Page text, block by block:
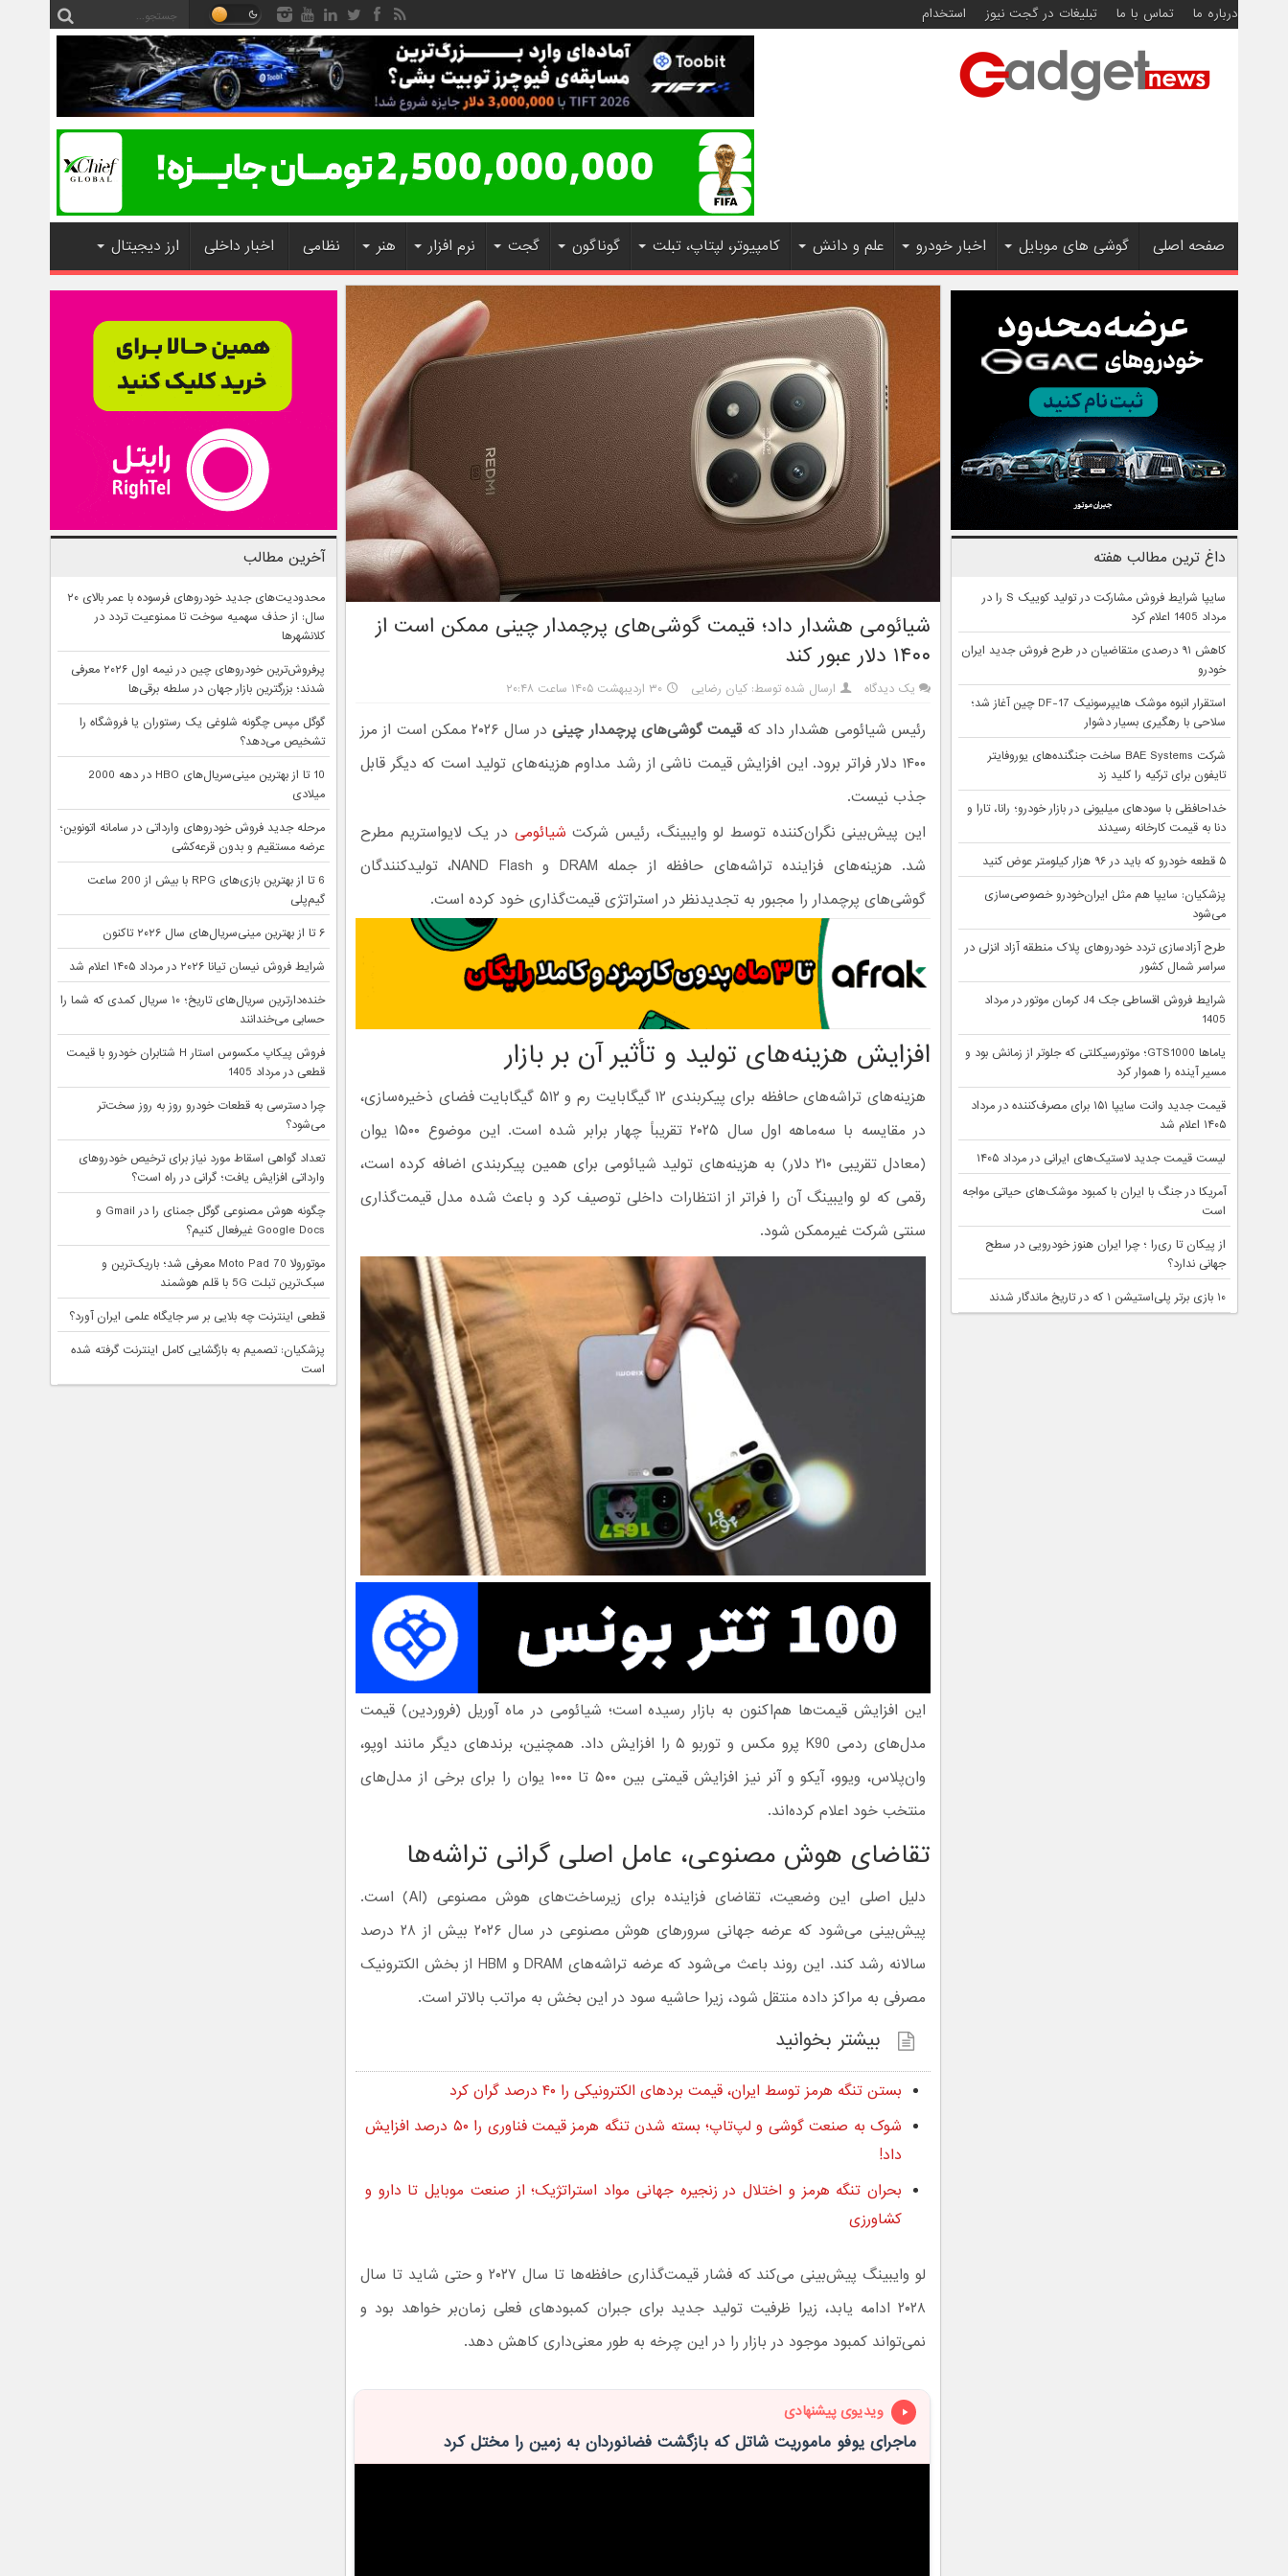
درباره ما تماس با ما تبلیغات در گجت نیوز استخدام
صفحه اصلی گوشی های موبایل اخبار خودرو علم و دانش کامپیوتر، لپتاپ، تبلت گوناگون گجت نرم افزار هنر نظامی اخبار داخلی ارز دیجیتال
شیائومی هشدار داد؛ قیمت گوشی‌های پرچمدار چینی ممکن است از
۱۴۰۰ دلار عبور کند
یک دیدگاه ارسال شده توسط: کیان رضایی ۳۰ اردیبهشت ۱۴۰۵ ساعت ۲۰:۴۸
رئیس شیائومی هشدار داد کهقیمت گوشی‌های پرچمدار چینی
در سال ۲۰۲۶ ممکن است از مرز
۱۴۰۰ دلار فراتر برود. این افزایش قیمت ناشی از رشد مداوم هزینه‌های تولید است که دیگر قابل
جذب نیست.
این پیش‌بینی نگران‌کننده توسط لو وایبینگ، رئیس شرکت شیائومی در یک لایواستریم مطرح
شد. هزینه‌های فزاینده تراشه‌های حافظه از جمله DRAM و NAND Flash، تولیدکنندگان
گوشی‌های پرچمدار را مجبور به تجدیدنظر در استراتژی قیمت‌گذاری خود کرده است.
افزایش هزینه‌های تولید و تأثیر آن بر بازار
هزینه‌های تراشه‌های حافظه برای پیکربندی ۱۲ گیگابایت رم و ۵۱۲ گیگابایت فضای ذخیره‌سازی،
در مقایسه با سه‌ماهه اول سال ۲۰۲۵ تقریباً چهار برابر شده است. این موضوع ۱۵۰۰ یوان
(معادل تقریبی ۲۱۰ دلار) به هزینه‌های تولید شیائومی برای همین پیکربندی اضافه کرده است،
رقمی که لو وایبینگ آن را فراتر از انتظارات داخلی توصیف کرد و باعث شده مدل قیمت‌گذاری
سنتی شرکت غیرممکن شود.
این افزایش قیمت‌ها هم‌اکنون به بازار رسیده است؛ شیائومی در ماه آوریل (فروردین) قیمت
مدل‌های ردمی K90 پرو مکس و توربو ۵ را افزایش داد. همچنین، برندهای دیگر مانند اوپو،
وان‌پلاس، ویوو، آیکو و آنر نیز افزایش قیمتی بین ۵۰۰ تا ۱۰۰۰ یوان را برای برخی از مدل‌های
منتخب خود اعلام کرده‌اند.
تقاضای هوش مصنوعی، عامل اصلی گرانی تراشه‌ها
دلیل اصلی این وضعیت، تقاضای فزاینده برای زیرساخت‌های هوش مصنوعی (AI) است.
پیش‌بینی می‌شود که عرضه جهانی سرورهای هوش مصنوعی در سال ۲۰۲۶ بیش از ۲۸ درصد
سالانه رشد کند. این روند باعث می‌شود که عرضه تراشه‌های DRAM و HBM از بخش الکترونیک
مصرفی به مراکز داده منتقل شود، زیرا حاشیه سود در این بخش به مراتب بالاتر است.
بیشتر بخوانید
بستن تنگه هرمز توسط ایران، قیمت بردهای الکترونیکی را ۴۰ درصد گران کرد
شوک به صنعت گوشی و لپ‌تاپ؛ بسته شدن تنگه هرمز قیمت فناوری را ۵۰ درصد افزایش
داد!
بحران تنگه هرمز و اختلال در زنجیره جهانی مواد استراتژیک؛ از صنعت موبایل تا دارو و
کشاورزی
لو وایبینگ پیش‌بینی می‌کند که فشار قیمت‌گذاری حافظه‌ها تا سال ۲۰۲۷ و حتی شاید تا سال
۲۰۲۸ ادامه یابد، زیرا ظرفیت تولید جدید برای جبران کمبودهای فعلی زمان‌بر خواهد بود و
نمی‌تواند کمبود موجود در بازار را در این چرخه به طور معنی‌داری کاهش دهد.
ویدیوی پیشنهادی
ماجرای یوفو ماموریت شاتل که بازگشت فضانوردان به زمین را مختل کرد
داغ ترین مطالب هفته
سایپا شرایط فروش مشارکت در تولید کوییک S را در
مرداد 1405 اعلام کرد
کاهش ۹۱ درصدی متقاضیان در طرح فروش جدید ایران
خودرو
استقرار انبوه موشک هایپرسونیک DF-17 چین آغاز شد؛
سلاحی با رهگیری بسیار دشوار
شرکت BAE Systems ساخت جنگنده‌های یوروفایتر
تایفون برای ترکیه را کلید زد
خداحافظی با سودهای میلیونی در بازار خودرو؛ رانا، تارا و
دنا به قیمت کارخانه رسیدند
۵ قطعه خودرو که باید در ۹۶ هزار کیلومتر عوض کنید
پزشکیان: سایپا هم مثل ایران‌خودرو خصوصی‌سازی
می‌شود
طرح آزادسازی تردد خودروهای پلاک منطقه آزاد انزلی در
سراسر شمال کشور
شرایط فروش اقساطی جک J4 کرمان موتور در مرداد
1405
یاماها GTS1000؛ موتورسیکلتی که جلوتر از زمانش بود و
مسیر آینده را هموار کرد
قیمت جدید وانت سایپا ۱۵۱ برای مصرف‌کننده در مرداد
۱۴۰۵ اعلام شد
لیست قیمت جدید لاستیک‌های ایرانی در مرداد ۱۴۰۵
آمریکا در جنگ با ایران با کمبود موشک‌های حیاتی مواجه
است
از پیکان تا ری‌را ؛ چرا ایران هنوز خودرویی در سطح
جهانی ندارد؟
۱۰ بازی برتر پلی‌استیشن ۱ که در تاریخ ماندگار شدند
آخرین مطالب
محدودیت‌های جدید خودروهای فرسوده با عمر بالای ۲۰
سال: از حذف سهمیه سوخت تا ممنوعیت تردد در
کلانشهرها
پرفروش‌ترین خودروهای چین در نیمه اول ۲۰۲۶ معرفی
شدند؛ بزرگترین بازار جهان در سلطه برقی‌ها
گوگل مپس چگونه شلوغی یک رستوران یا فروشگاه را
تشخیص می‌دهد؟
10 تا از بهترین مینی‌سریال‌های HBO در دهه 2000
میلادی
مرحله جدید فروش خودروهای وارداتی در سامانه اتونوین؛
عرضه مستقیم و بدون قرعه‌کشی
6 تا از بهترین بازی‌های RPG با بیش از 200 ساعت
گیم‌پلی
۶ تا از بهترین مینی‌سریال‌های سال ۲۰۲۶ تاکنون
شرایط فروش نیسان تیانا ۲۰۲۶ در مرداد ۱۴۰۵ اعلام شد
خنده‌دارترین سریال‌های تاریخ؛ ۱۰ سریال کمدی که شما را
حسابی می‌خندانند
فروش پیکاپ مکسوس استار H شتابران خودرو با قیمت
قطعی در مرداد 1405
چرا دسترسی به قطعات خودرو روز به روز سخت‌تر
می‌شود؟
تعداد گواهی اسقاط مورد نیاز برای ترخیص خودروهای
وارداتی افزایش یافت؛ گرانی در راه است؟
چگونه هوش مصنوعی گوگل جمنای را در Gmail و
Google Docs غیرفعال کنیم؟
موتورولا Moto Pad 70 معرفی شد؛ باریک‌ترین و
سبک‌ترین تبلت 5G با قلم هوشمند
قطعی اینترنت چه بلایی بر سر جایگاه علمی ایران آورد؟
پزشکیان: تصمیم به بازگشایی کامل اینترنت گرفته شده
است